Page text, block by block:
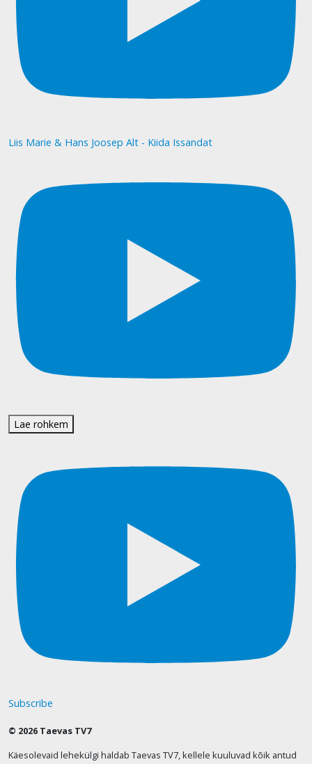
Liis Marie & Hans Joosep Alt - Kiida Issandat
Lae rohkem
Subscribe
© 2026 Taevas TV7
Käesolevaid lehekülgi haldab Taevas TV7, kellele kuuluvad kõik antud